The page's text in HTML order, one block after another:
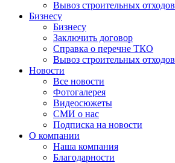
Вывоз строительных отходов
Бизнесу
Бизнесу
Заключить договор
Справка о перечне ТКО
Вывоз строительных отходов
Новости
Все новости
Фотогалерея
Видеосюжеты
СМИ о нас
Подписка на новости
О компании
Наша компания
Благодарности